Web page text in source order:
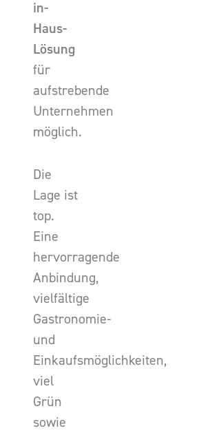
in-
Haus-
Lösung
für
aufstrebende
Unternehmen
möglich.
Die
Lage ist
top.
Eine
hervorragende
Anbindung,
vielfältige
Gastronomie-
und
Einkaufsmöglichkeiten,
viel
Grün
sowie